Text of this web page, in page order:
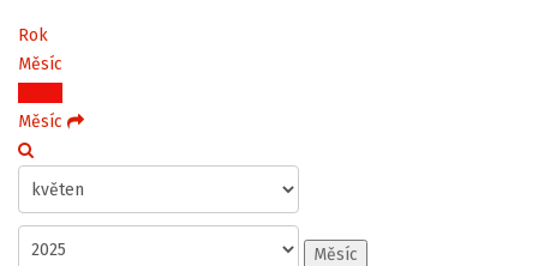
Rok
Měsíc
Týden
Měsíc
Měsíc